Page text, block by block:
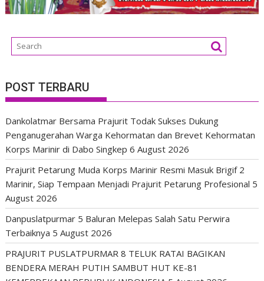
POST TERBARU
Dankolatmar Bersama Prajurit Todak Sukses Dukung
Penganugerahan Warga Kehormatan dan Brevet Kehormatan
Korps Marinir di Dabo Singkep 6 August 2026
Prajurit Petarung Muda Korps Marinir Resmi Masuk Brigif 2
Marinir, Siap Tempaan Menjadi Prajurit Petarung Profesional 5
August 2026
Danpuslatpurmar 5 Baluran Melepas Salah Satu Perwira
Terbaiknya 5 August 2026
PRAJURIT PUSLATPURMAR 8 TELUK RATAI BAGIKAN
BENDERA MERAH PUTIH SAMBUT HUT KE-81